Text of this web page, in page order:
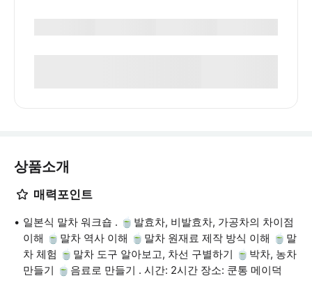
상품소개
매력포인트
일본식 말차 워크숍 . 🍵발효차, 비발효차, 가공차의 차이점
이해 🍵말차 역사 이해 🍵말차 원재료 제작 방식 이해 🍵말
차 체험 🍵말차 도구 알아보고, 차선 구별하기 🍵박차, 농차
만들기 🍵음료로 만들기 . 시간: 2시간 장소: 쿤통 메이덕